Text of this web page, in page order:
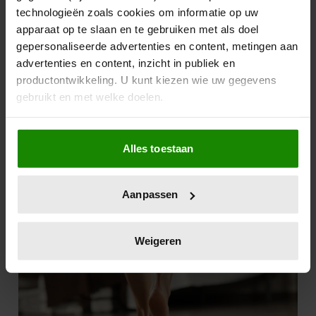
technologieën zoals cookies om informatie op uw
apparaat op te slaan en te gebruiken met als doel
gepersonaliseerde advertenties en content, metingen aan
advertenties en content, inzicht in publiek en
productontwikkeling. U kunt kiezen wie uw gegevens
gebruikt en met welke doelen.
Als u het toestaat, willen we ook graag:
Informatie verzamelen over uw geografische
locatie, die tot een paar meter nauwkeurig kan zijn
scannen op specifieke eigenschappen (fingerprinting)
verwerkt en stel uw voorkeuren in het
intrekken in de Cookieverklaring.
We gebruiken cookies om content en advertenties te
Alles toestaan
Aanpassen
Weigeren